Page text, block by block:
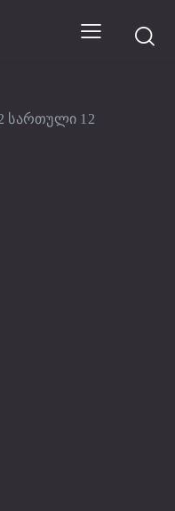
სართული 12